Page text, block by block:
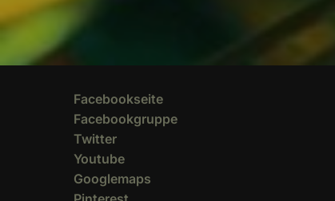
Facebookseite
Facebookgruppe
Twitter
Youtube
Googlemaps